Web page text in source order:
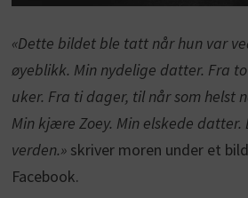
«Dette bildet ble tatt når hun var
øyeblikk. Min nydelige datter. Fra
uker. Fra ti dager, til når som helst
Min kjære Zoey. Min elskede
verden.»skriver moren under et
Facebook.